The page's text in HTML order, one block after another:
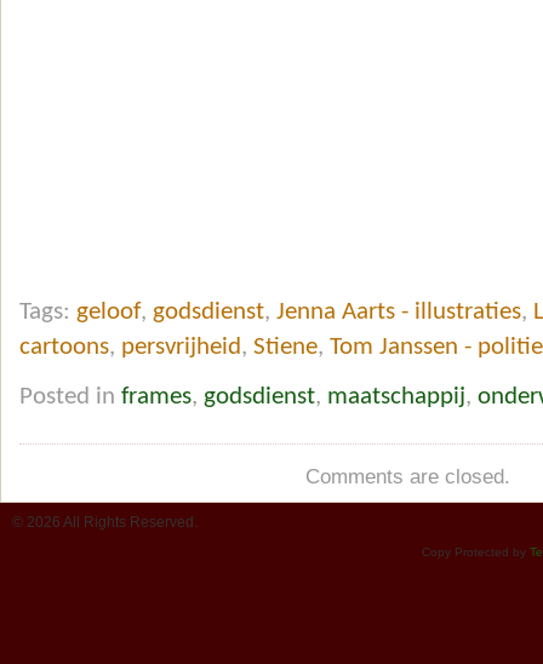
Tags: geloof, godsdienst, Jenna Aarts - illustraties,
cartoons, persvrijheid, Stiene, Tom Janssen -
Posted in frames, godsdienst, maatschappij,
Comments are closed.
© 2026 All Rights Reserved.
Copy Protected by